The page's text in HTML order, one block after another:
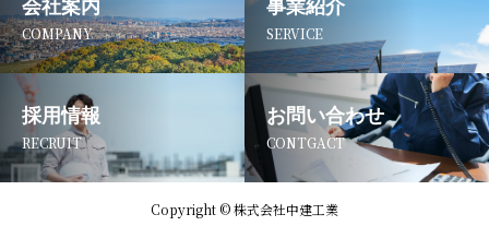
会社案内
COMPANY
事業紹介
SERVICE
採用情報
RECRUIT
お問い合わせ
CONTGACT
Copyright © 株式会社中建工業